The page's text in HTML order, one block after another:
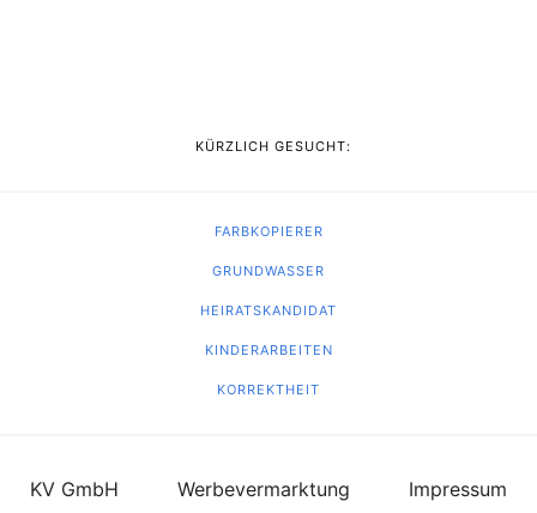
KÜRZLICH GESUCHT:
FARBKOPIERER
GRUNDWASSER
HEIRATSKANDIDAT
KINDERARBEITEN
KORREKTHEIT
KV GmbH Werbevermarktung Impressum